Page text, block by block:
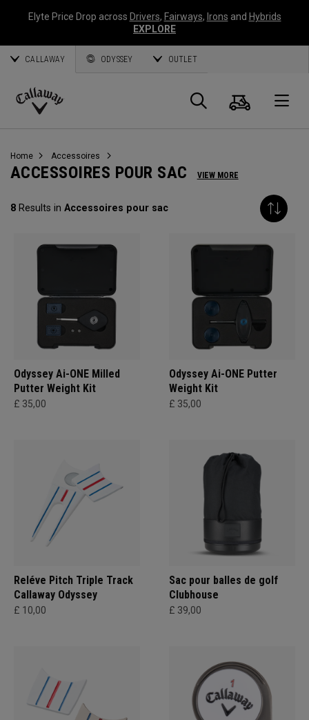
Elyte Price Drop across Drivers, Fairways, Irons and Hybrids
EXPLORE
CALLAWAY ODYSSEY OUTLET
Callaway
Panier
Home Accessoires
ACCESSOIRES POUR SAC VIEW MORE
8 Results in Accessoires pour sac
Odyssey Ai-ONE Milled
Putter Weight Kit
£ 35,00
Odyssey Ai-ONE Putter
Weight Kit
£ 35,00
Reléve Pitch Triple Track
Callaway Odyssey
£ 10,00
Sac pour balles de golf
Clubhouse
£ 39,00